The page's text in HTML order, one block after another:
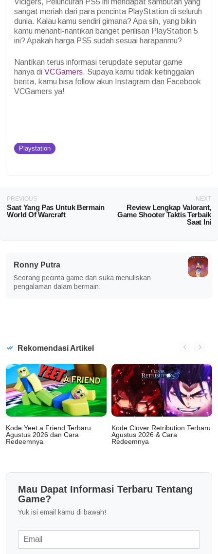
sangat meriah dari para pencinta PlayStation di seluruh
dunia. Kalau kamu sendiri gimana? Apa sih, yang bikin
kamu menanti-nantikan banget perilisan PlayStation 5
ini? Apakah harga PS5 sudah sesuai harapanmu?
Nantikan terus informasi terupdate seputar game
hanya di VCGamers. Supaya kamu tidak ketinggalan
berita, kamu bisa follow akun Instagram dan Facebook
VCGamers ya!
Playstation
PREVIOUS
Saat Yang Pas Untuk Bermain
World Of Warcraft
NEXT
Review Lengkap Valorant,
Game Shooter Taktis Terbaik
Saat Ini
Ronny Putra
Seorang pecinta game dan suka menuliskan
pengalaman dalam bermain.
Rekomendasi Artikel
Kode Yeet a Friend Terbaru
Agustus 2026 dan Cara
Redeemnya
Kode Clover Retribution Terbaru
Agustus 2026 & Cara
Redeemnya
Mau Dapat Informasi Terbaru Tentang
Game?
Yuk isi email kamu di bawah!